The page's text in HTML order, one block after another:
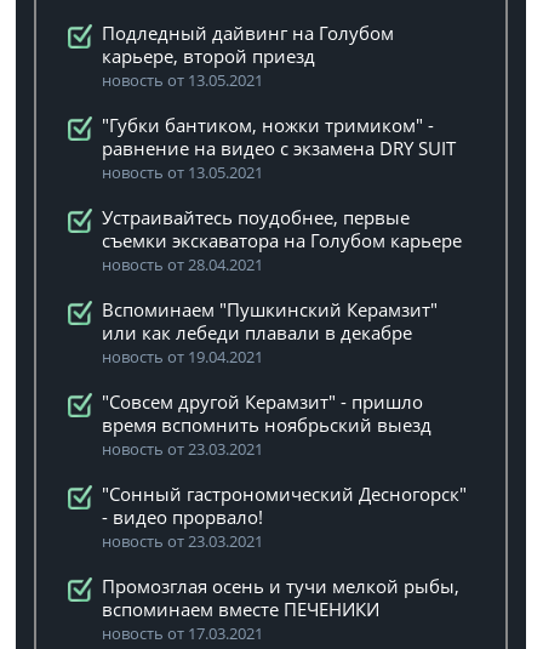
Подледный дайвинг на Голубом
карьере, второй приезд
новость от 13.05.2021
"Губки бантиком, ножки тримиком" -
равнение на видео с экзамена DRY SUIT
новость от 13.05.2021
Устраивайтесь поудобнее, первые
съемки экскаватора на Голубом карьере
новость от 28.04.2021
Вспоминаем "Пушкинский Керамзит"
или как лебеди плавали в декабре
новость от 19.04.2021
"Совсем другой Керамзит" - пришло
время вспомнить ноябрьский выезд
новость от 23.03.2021
"Сонный гастрономический Десногорск"
- видео прорвало!
новость от 23.03.2021
Промозглая осень и тучи мелкой рыбы,
вспоминаем вместе ПЕЧЕНИКИ
новость от 17.03.2021